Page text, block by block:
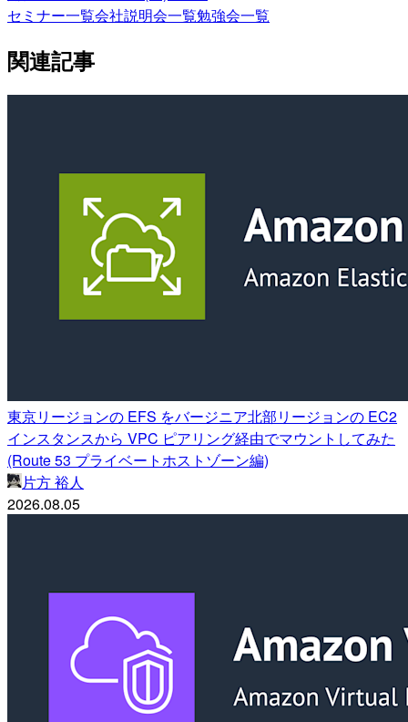
セミナー一覧会社説明会一覧勉強会一覧
関連記事
東京リージョンの EFS をバージニア北部リージョンの EC2
インスタンスから VPC ピアリング経由でマウントしてみた
(Route 53 プライベートホストゾーン編)
片方 裕人
2026.08.05